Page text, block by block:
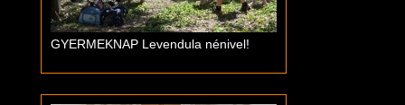
GYERMEKNAP Levendula nénivel!